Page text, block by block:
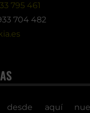
795 461
704 482
desde aquí